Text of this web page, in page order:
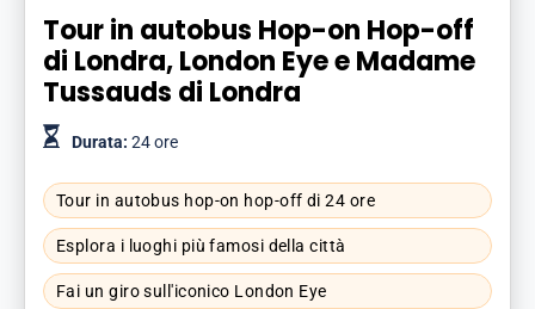
Tour in autobus Hop-on Hop-off
di Londra, London Eye e Madame
Tussauds di Londra
Durata: 24 ore
Tour in autobus hop-on hop-off di 24 ore
Esplora i luoghi più famosi della città
Fai un giro sull'iconico London Eye